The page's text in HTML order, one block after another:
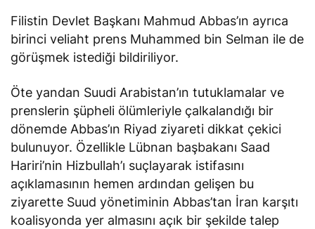
Filistin Devlet Başkanı Mahmud Abbas’ın ayrıca
birinci veliaht prens Muhammed bin Selman ile de
görüşmek istediği bildiriliyor.
Öte yandan Suudi Arabistan’ın tutuklamalar ve
prenslerin şüpheli ölümleriyle çalkalandığı bir
dönemde Abbas’ın Riyad ziyareti dikkat çekici
bulunuyor. Özellikle Lübnan başbakanı Saad
Hariri’nin Hizbullah’ı suçlayarak istifasını
açıklamasının hemen ardından gelişen bu
ziyarette Suud yönetiminin Abbas’tan İran karşıtı
koalisyonda yer almasını açık bir şekilde talep